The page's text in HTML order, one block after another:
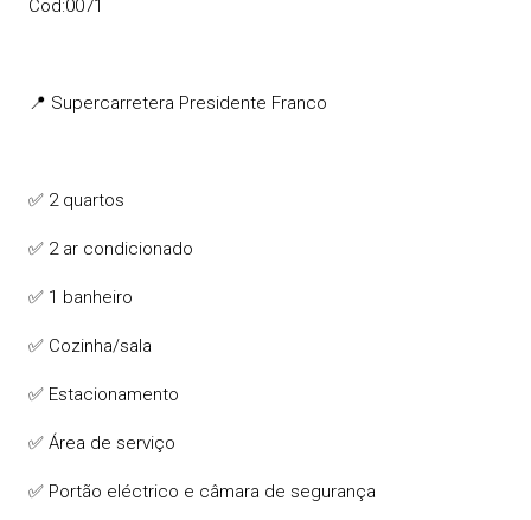
Cod:0071
📍 Supercarretera Presidente Franco
✅ 2 quartos
✅ 2 ar condicionado
✅ 1 banheiro
✅ Cozinha/sala
✅ Estacionamento
✅ Área de serviço
✅ Portão eléctrico e câmara de segurança